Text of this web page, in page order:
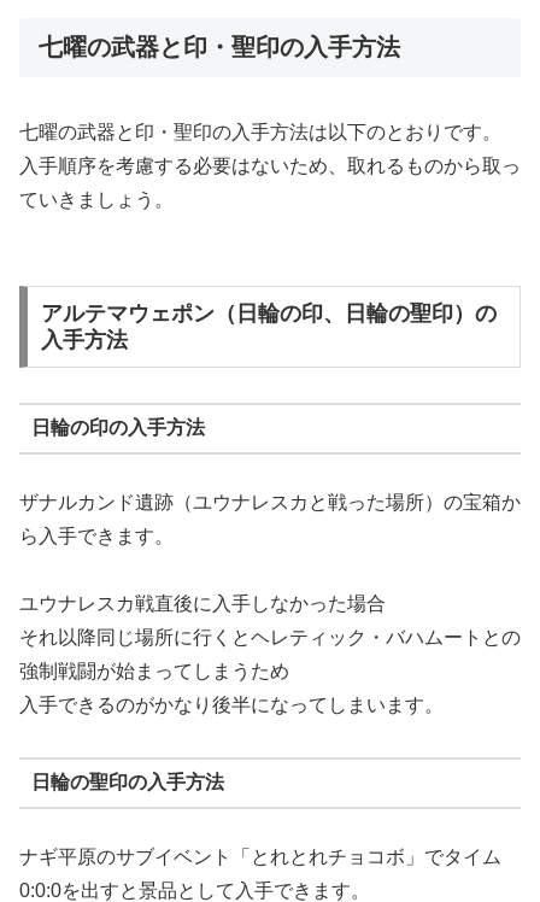
七曜の武器と印・聖印の入手方法
七曜の武器と印・聖印の入手方法は以下のとおりです。
入手順序を考慮する必要はないため、取れるものから取っ
ていきましょう。
アルテマウェポン（日輪の印、日輪の聖印）の
入手方法
日輪の印の入手方法
ザナルカンド遺跡（ユウナレスカと戦った場所）の宝箱か
ら入手できます。
ユウナレスカ戦直後に入手しなかった場合
それ以降同じ場所に行くとヘレティック・バハムートとの
強制戦闘が始まってしまうため
入手できるのがかなり後半になってしまいます。
日輪の聖印の入手方法
ナギ平原のサブイベント「とれとれチョコボ」でタイム
0:0:0を出すと景品として入手できます。